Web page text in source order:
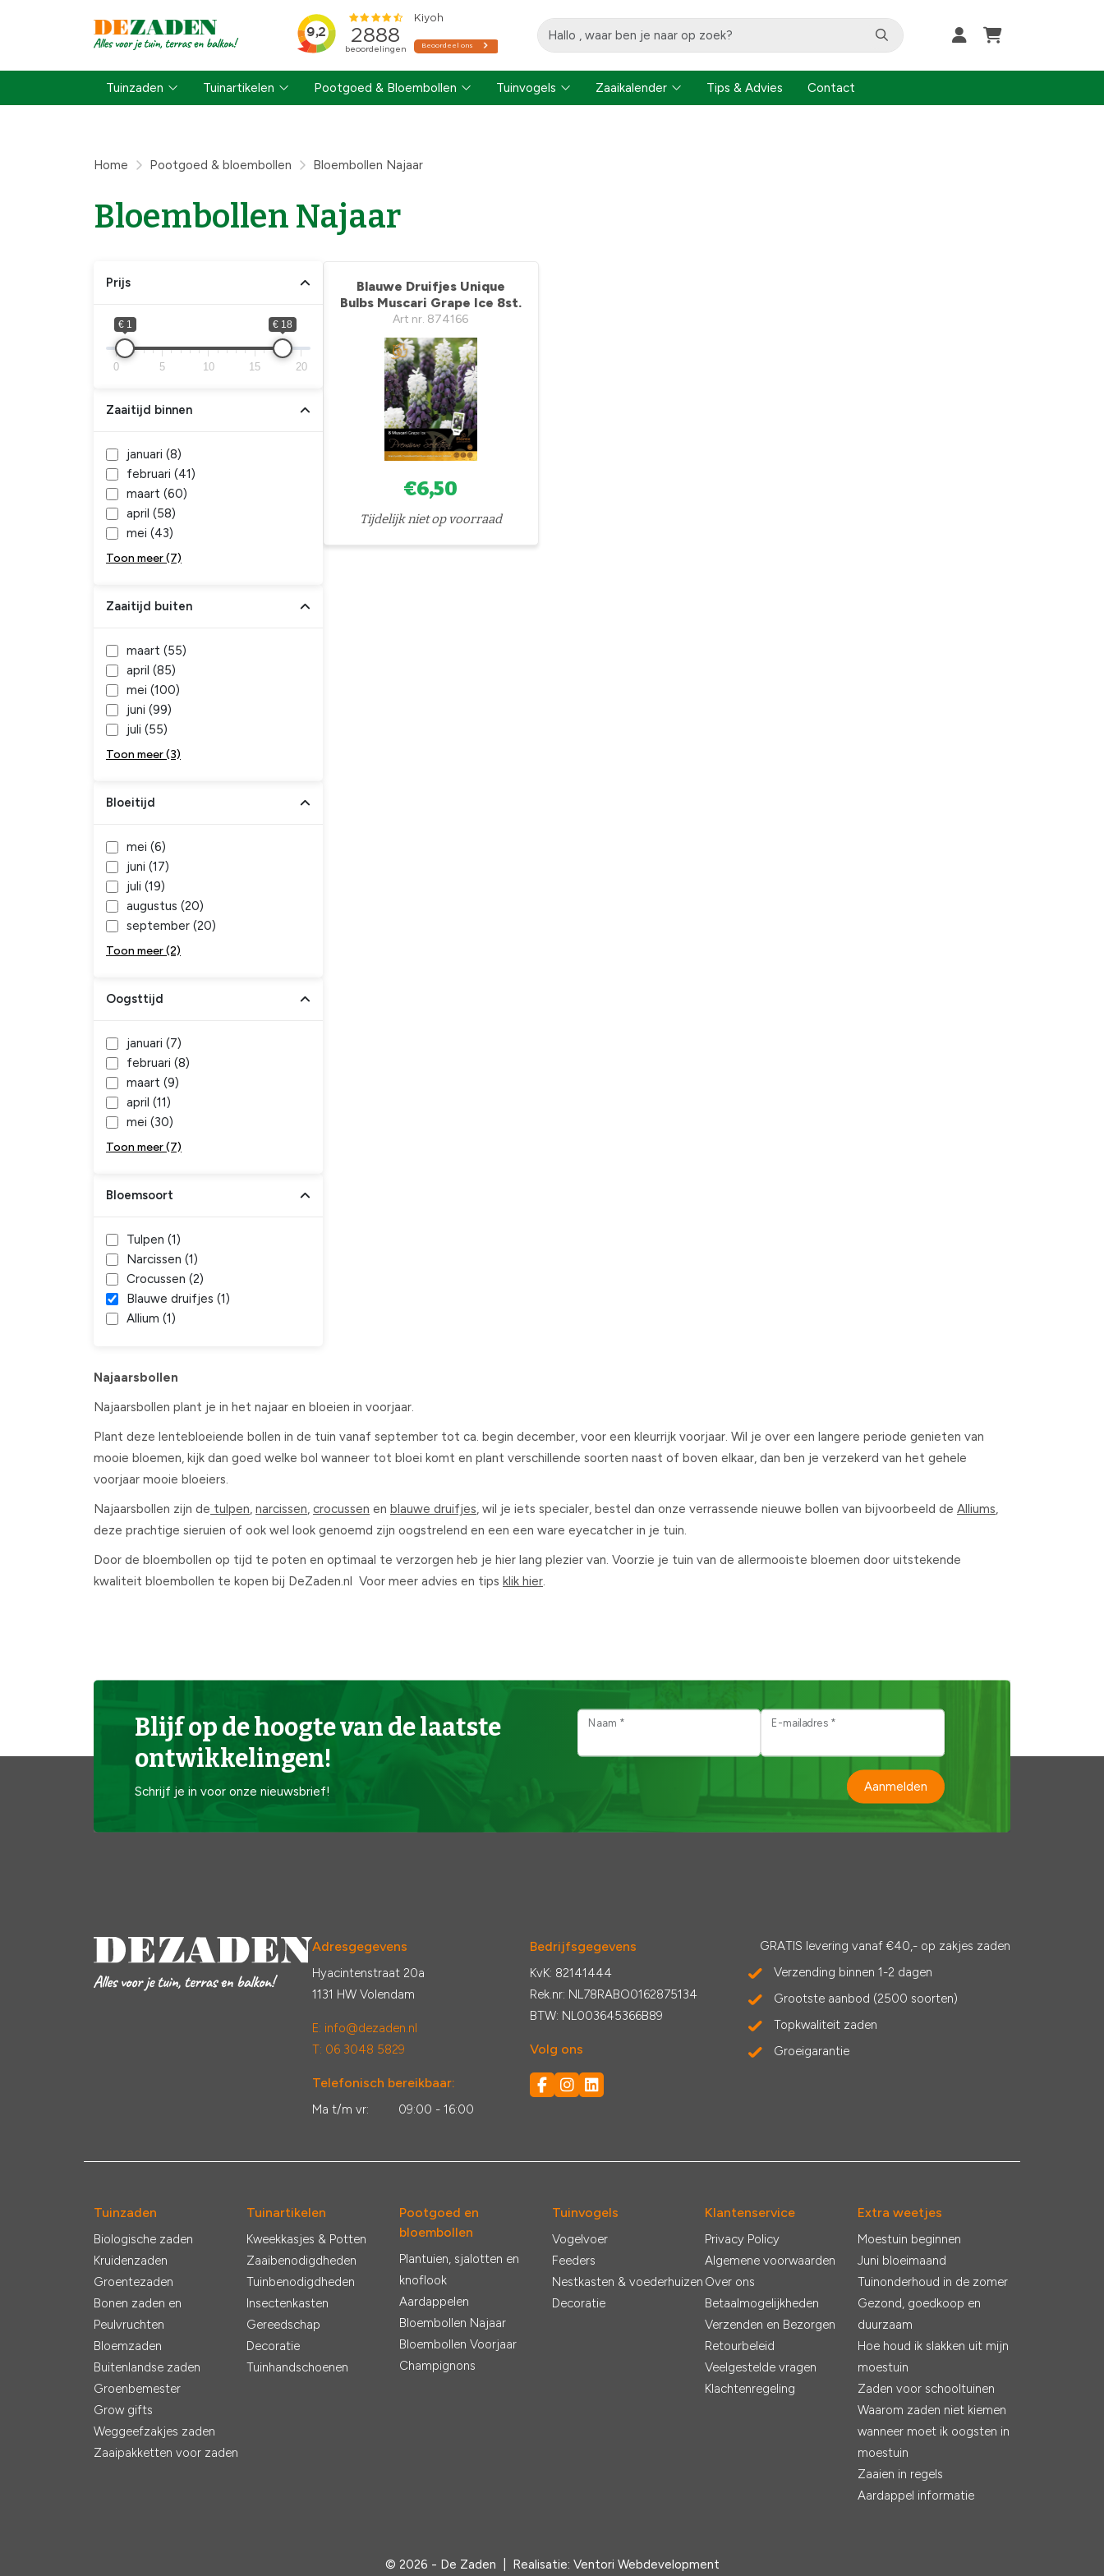
Tuinzaden Tuinartikelen Pootgoed & Bloembollen Tuinvogels Zaaikalender Tips & Advies Contact
Home Pootgoed & bloembollen Bloembollen Najaar
Bloembollen Najaar
Prijs
€ 1 € 18
0 5 10 15 20
Zaaitijd binnen
januari (8)
februari (41)
maart (60)
april (58)
mei (43)
Toon meer (7)
Zaaitijd buiten
maart (55)
april (85)
mei (100)
juni (99)
juli (55)
Toon meer (3)
Bloeitijd
mei (6)
juni (17)
juli (19)
augustus (20)
september (20)
Toon meer (2)
Oogsttijd
januari (7)
februari (8)
maart (9)
april (11)
mei (30)
Toon meer (7)
Bloemsoort
Tulpen (1)
Narcissen (1)
Crocussen (2)
Blauwe druifjes (1)
Allium (1)
Blauwe Druifjes Unique
Bulbs Muscari Grape Ice 8st.
Art nr. 874166
€6,50
Tijdelijk niet op voorraad
Najaarsbollen
Najaarsbollen plant je in het najaar en bloeien in voorjaar.
Plant deze lentebloeiende bollen in de tuin vanaf september tot ca. begin december, voor een kleurrijk voorjaar. Wil je over een langere periode genieten van
mooie bloemen, kijk dan goed welke bol wanneer tot bloei komt en plant verschillende soorten naast of boven elkaar, dan ben je verzekerd van het gehele
voorjaar mooie bloeiers.
Najaarsbollen zijn de tulpen, narcissen, crocussen en blauwe druifjes, wil je iets specialer, bestel dan onze verrassende nieuwe bollen van bijvoorbeeld de Alliums,
deze prachtige sieruien of ook wel look genoemd zijn oogstrelend en een een ware eyecatcher in je tuin.
Door de bloembollen op tijd te poten en optimaal te verzorgen heb je hier lang plezier van. Voorzie je tuin van de allermooiste bloemen door uitstekende
kwaliteit bloembollen te kopen bij DeZaden.nl Voor meer advies en tips klik hier.
Blijf op de hoogte van de laatste
ontwikkelingen!
Schrijf je in voor onze nieuwsbrief!
Naam * E-mailadres *
Aanmelden
Adresgegevens
Hyacintenstraat 20a
1131 HW Volendam
E: info@dezaden.nl
T: 06 3048 5829
Telefonisch bereikbaar:
Ma t/m vr: 09:00 - 16:00
Bedrijfsgegevens
KvK: 82141444
Rek.nr: NL78RABO0162875134
BTW: NL003645366B89
Volg ons
GRATIS levering vanaf €40,- op zakjes zaden
Verzending binnen 1-2 dagen
Grootste aanbod (2500 soorten)
Topkwaliteit zaden
Groeigarantie
Tuinzaden
Biologische zaden
Kruidenzaden
Groentezaden
Bonen zaden en
Peulvruchten
Bloemzaden
Buitenlandse zaden
Groenbemester
Grow gifts
Weggeefzakjes zaden
Zaaipakketten voor zaden
Tuinartikelen
Kweekkasjes & Potten
Zaaibenodigdheden
Tuinbenodigdheden
Insectenkasten
Gereedschap
Decoratie
Tuinhandschoenen
Pootgoed en
bloembollen
Plantuien, sjalotten en
knoflook
Aardappelen
Bloembollen Najaar
Bloembollen Voorjaar
Champignons
Tuinvogels
Vogelvoer
Feeders
Nestkasten & voederhuizen
Decoratie
Klantenservice
Privacy Policy
Algemene voorwaarden
Over ons
Betaalmogelijkheden
Verzenden en Bezorgen
Retourbeleid
Veelgestelde vragen
Klachtenregeling
Extra weetjes
Moestuin beginnen
Juni bloeimaand
Tuinonderhoud in de zomer
Gezond, goedkoop en
duurzaam
Hoe houd ik slakken uit mijn
moestuin
Zaden voor schooltuinen
Waarom zaden niet kiemen
wanneer moet ik oogsten in
moestuin
Zaaien in regels
Aardappel informatie
© 2026 - De Zaden | Realisatie: Ventori Webdevelopment